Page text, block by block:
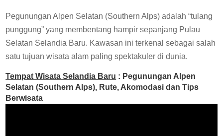
Pegunungan Alpen Selatan (Southern Alps) adalah “tulang
punggung” yang membentang hampir sepanjang Pulau
Selatan Selandia Baru. Kawasan ini terkenal sebagai salah
satu tujuan wisata alam paling spektakuler di dunia.
Tempat Wisata Selandia Baru : Pegunungan Alpen
Selatan (Southern Alps), Rute, Akomodasi dan Tips
Berwisata